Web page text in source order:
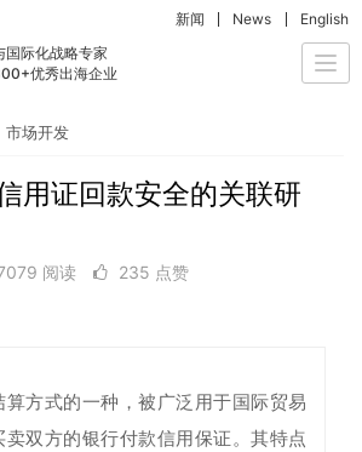
国际化战略专家
优秀出海企业
新闻 News English
市场开发
用证回款安全的关联研
阅读 235 点赞
方式的一种，被广泛用于国际贸易
双方的银行付款信用保证。其特点